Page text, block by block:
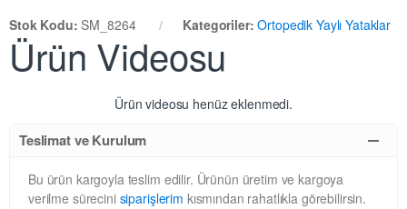
Stok Kodu: SM_8264 Kategoriler:Ortopedik Yaylı Yataklar
Ürün Videosu
Ürün videosu henüz eklenmedi.
Teslimat ve Kurulum
Bu ürün kargoyla teslim edilir. Ürünün üretim ve kargoya
verilme sürecini siparişlerim kısmından rahatlıkla görebilirsin.